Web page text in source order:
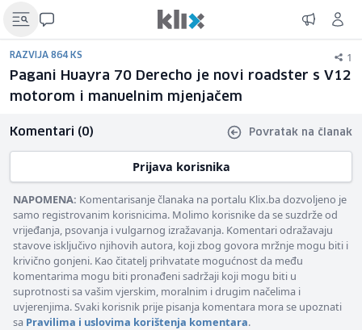
RAZVIJA 864 KS 1
Pagani Huayra 70 Derecho je novi roadster s V12
motorom i manuelnim mjenjačem
Komentari (0) Povratak na članak
Prijava korisnika
NAPOMENA: Komentarisanje članaka na portalu Klix.ba dozvoljeno je
samo registrovanim korisnicima. Molimo korisnike da se suzdrže od
vrijeđanja, psovanja i vulgarnog izražavanja. Komentari odražavaju
stavove isključivo njihovih autora, koji zbog govora mržnje mogu biti i
krivično gonjeni. Kao čitatelj prihvatate mogućnost da među
komentarima mogu biti pronađeni sadržaji koji mogu biti u
suprotnosti sa vašim vjerskim, moralnim i drugim načelima i
uvjerenjima. Svaki korisnik prije pisanja komentara mora se upoznati
sa Pravilima i uslovima korištenja komentara.